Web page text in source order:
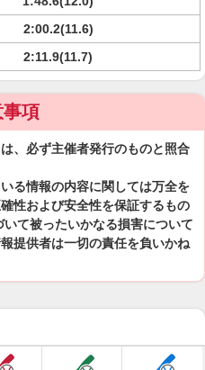
2:00.2(11.6)
2:11.9(11.7)
項
、必ず主催者発行のものと照合
る情報の内容に関しては万全を
性および安全性を保証するもの
て被ったいかなる損害について
提供者は一切の責任を負いかね